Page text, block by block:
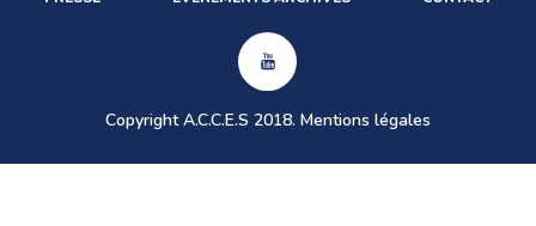
Copyright A.C.C.E.S 2018. Mentions légales